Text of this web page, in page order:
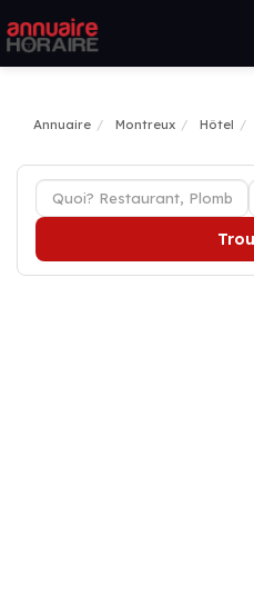
Annuaire Montreux Hôtel